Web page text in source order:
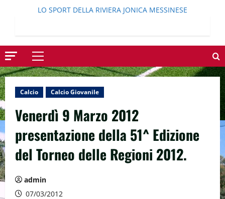
LO SPORT DELLA RIVIERA JONICA MESSINESE
Menu
principale
Calcio Calcio Giovanile
Venerdì 9 Marzo 2012
presentazione della 51^ Edizione
del Torneo delle Regioni 2012.
admin
07/03/2012